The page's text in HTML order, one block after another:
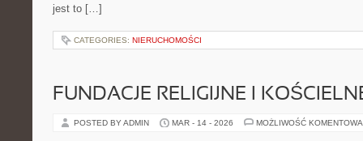
jest to […]
CATEGORIES: NIERUCHOMOŚCI
FUNDACJE RELIGIJNE I
POSTED BY ADMIN MAR - 14 - 2026 MOŻLIWOŚĆ